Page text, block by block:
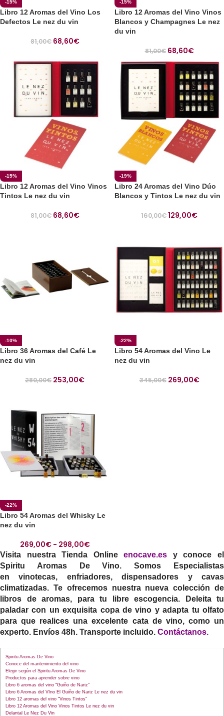
-15%
Libro 12 Aromas del Vino Los
Defectos Le nez du vin
81,00€ 68,60€
-15%
Libro 12 Aromas del Vino Vinos
Blancos y Champagnes Le nez
du vin
81,00€ 68,60€
-15%
Libro 12 Aromas del Vino Vinos
Tintos Le nez du vin
81,00€ 68,60€
-19%
Libro 24 Aromas del Vino Dúo
Blancos y Tintos Le nez du vin
160,00€129,00€
-10%
Libro 36 Aromas del Café Le
nez du vin
280,00€ 253,00€
-22%
Libro 54 Aromas del Vino Le
nez du vin
345,00€ 269,00€
-22%
Libro 54 Aromas del Whisky Le
nez du vin
269,00€ - 298,00€
Visita nuestra Tienda Onlineenocave.es y conoce el
Spiritu Aromas De Vino.Somos Especialistas
en vinotecas, enfriadores, dispensadores y cavas
climatizadas. Te ofrecemos nuestra nueva colección de
libros de aromas, para tu libre escogencia. Deleita tu
paladar con un exquisita copa de vino y adapta tu olfato
para que realices una excelente cata de vino, como un
experto. Envíos 48h. Transporte incluido. Contáctanos.
Spiritu Aromas De Vino
Conoce del mantenimiento del vino
Elegir según el Spiritu Aromas De Vino
Productos para aprender sobre vino
Libro 6 aromas del vino “Guiño de Nariz”
Libro 6 Aromas del VIno El Guiño de Nariz Le nez du vin
Libro 12 aromas del vino “Vinos Tintos”
Libro 12 Aromas del Vino Vinos Tintos Le nez du vin
Delantal Le Nez Du Vin